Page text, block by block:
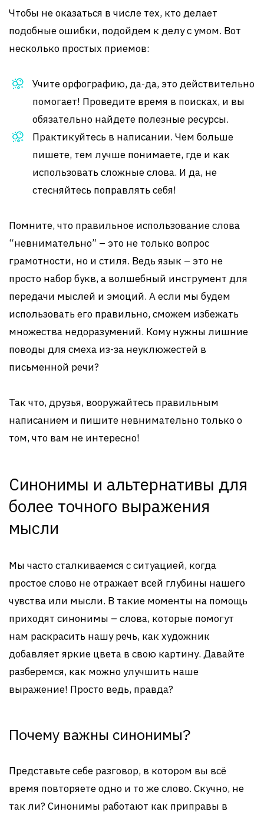
Чтобы не оказаться в числе тех, кто делает
подобные ошибки, подойдем к делу с умом. Вот
несколько простых приемов:
Учите орфографию, да-да, это действительно
помогает! Проведите время в поисках, и вы
обязательно найдете полезные ресурсы.
Практикуйтесь в написании. Чем больше
пишете, тем лучше понимаете, где и как
использовать сложные слова. И да, не
стесняйтесь поправлять себя!
Помните, что правильное использование слова
“невнимательно” – это не только вопрос
грамотности, но и стиля. Ведь язык – это не
просто набор букв, а волшебный инструмент для
передачи мыслей и эмоций. А если мы будем
использовать его правильно, сможем избежать
множества недоразумений. Кому нужны лишние
поводы для смеха из-за неуклюжестей в
письменной речи?
Так что, друзья, вооружайтесь правильным
написанием и пишите невнимательно только о
том, что вам не интересно!
Синонимы и альтернативы для
более точного выражения
мысли
Мы часто сталкиваемся с ситуацией, когда
простое слово не отражает всей глубины нашего
чувства или мысли. В такие моменты на помощь
приходят синонимы – слова, которые помогут
нам раскрасить нашу речь, как художник
добавляет яркие цвета в свою картину. Давайте
разберемся, как можно улучшить наше
выражение! Просто ведь, правда?
Почему важны синонимы?
Представьте себе разговор, в котором вы всё
время повторяете одно и то же слово. Скучно, не
так ли? Синонимы работают как приправы в